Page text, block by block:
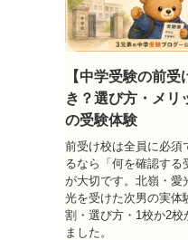
【中学受験の前
き？選び方・メリ
の受験体験
前受け校は全員に必須
るなら「何を確認する
が大切です。北嶺・愛
光を受けた次男の実体
割・選び方・1校か2校
ました。